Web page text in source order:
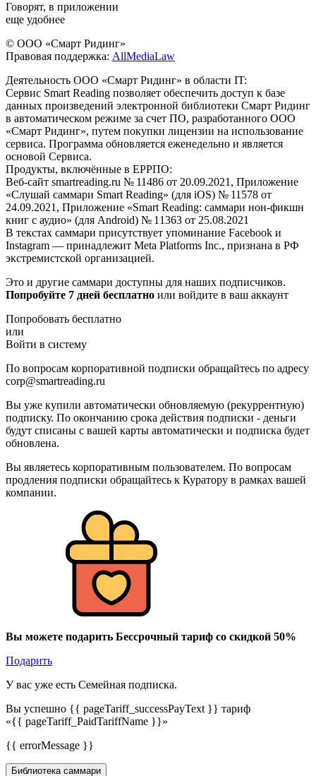
Говорят, в приложении
еще удобнее
© ООО «Смарт Ридинг»
Правовая поддержка: AllMediaLaw
Деятельность ООО «Смарт Ридинг» в области IT:
Сервис Smart Reading позволяет обеспечить доступ к базе
данных произведений электронной библиотеки Смарт Ридинг
в автоматическом режиме за счет ПО, разработанного ООО
«Смарт Ридинг», путем покупки лицензии на использование
сервиса. Программа обновляется еженедельно и является
основой Сервиса.
Продукты, включённые в ЕРРПО:
Веб-сайт smartreading.ru № 11486 от 20.09.2021, Приложение
«Слушай саммари Smart Reading» (для iOS) № 11578 от
24.09.2021, Приложение «Smart Reading: саммари нон-фикшн
книг с аудио» (для Android) № 11363 от 25.08.2021
В текстах саммари присутствует упоминание Facebook и
Instagram — принадлежит Meta Platforms Inc., признана в РФ
экстремистской организацией.
Это и другие саммари доступны для наших подписчиков.
Попробуйте 7 дней бесплатно или войдите в ваш аккаунт
Попробовать бесплатно
или
Войти в систему
По вопросам корпоративной подписки обращайтесь по адресу
corp@smartreading.ru
Вы уже купили автоматически обновляемую (рекуррентную)
подписку. По окончанию срока действия подписки - деньги
будут списаны с вашей карты автоматически и подписка будет
обновлена.
Вы являетесь корпоративным пользователем. По вопросам
продления подписки обращайтесь к Куратору в рамках вашей
компании.
Вы можете подарить Бессрочный тариф со скидкой 50%
Подарить
У вас уже есть Семейная подписка.
Вы успешно {{ pageTariff_successPayText }} тариф
«{{ pageTariff_PaidTariffName }}»
{{ errorMessage }}
Библиотека саммари